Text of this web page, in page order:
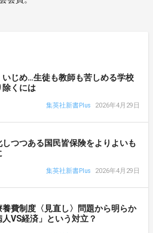
いじめ…生徒も教師も苦しめる学校
除くには
集英社新書Plus 2026年4月29日
しつつある国民皆保険をよりよいも
集英社新書Plus 2026年4月29日
養費制度〈見直し〉問題から明らか
VS経済」という対立？